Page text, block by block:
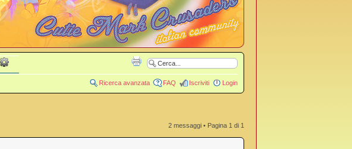
Ricerca avanzata FAQ Iscriviti Login
2 messaggi • Pagina 1 di 1